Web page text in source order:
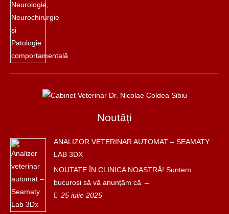
Noutăți
ANALIZOR VETERINAR AUTOMAT – SEAMATY
LAB 3DX
NOUTATE ÎN CLINICA NOASTRĂ! Suntem
bucuroși să vă anunțăm că
25 iulie 2025